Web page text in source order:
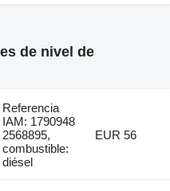
de nivel de
Referencia
IAM: 1790948
2568895,
combustible:
diésel
EUR 56